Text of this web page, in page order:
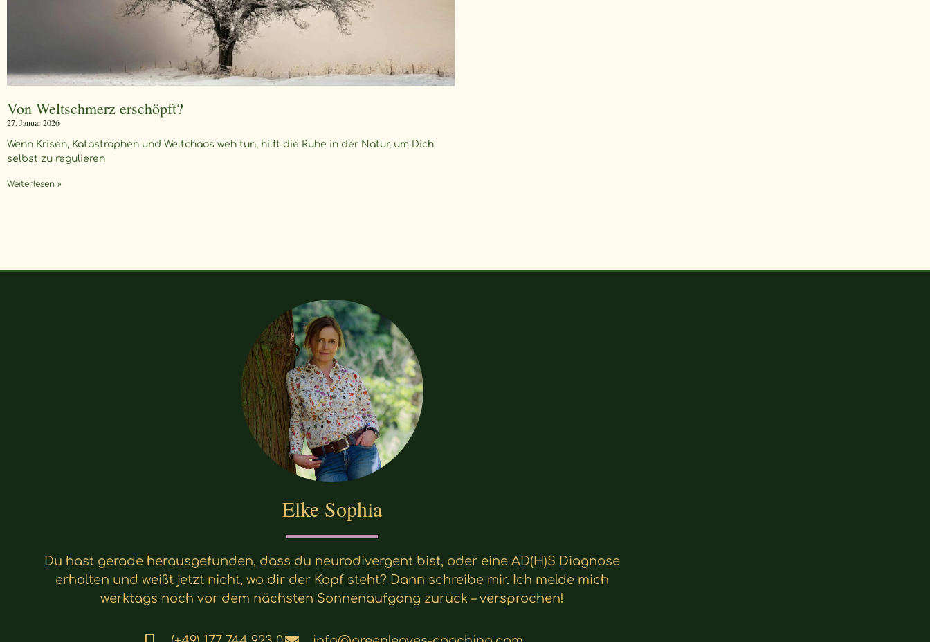
Von Weltschmerz erschöpft?
27. Januar 2026
Wenn Krisen, Katastrophen und Weltchaos weh tun, hilft die Ruhe in der Natur, um Dich
selbst zu regulieren
Weiterlesen »
Elke Sophia
Du hast gerade herausgefunden, dass du neurodivergent bist, oder eine AD(H)S Diagnose
erhalten und weißt jetzt nicht, wo dir der Kopf steht? Dann schreibe mir. Ich melde mich
werktags noch vor dem nächsten Sonnenaufgang zurück – versprochen!